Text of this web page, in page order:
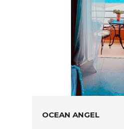
OCEAN ANGEL